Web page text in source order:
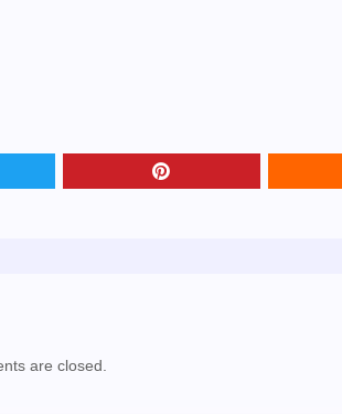
are closed.